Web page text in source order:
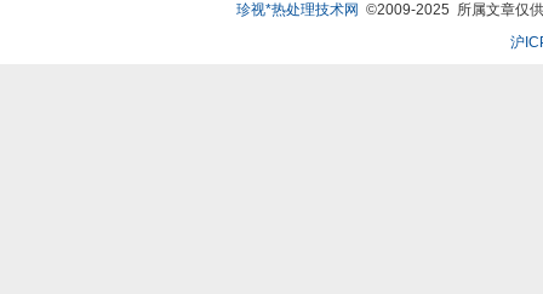
珍视*热处理技术网 ©2009-2025 所属文章仅
沪